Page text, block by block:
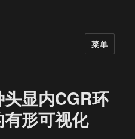
菜单
显内CGR环
形可视化